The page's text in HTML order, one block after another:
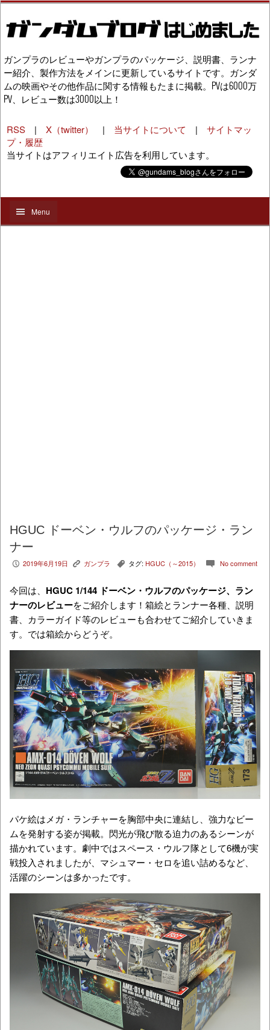
ガンプラのレビューやガンプラのパッケージ、説明書、ランナ
ー紹介、製作方法をメインに更新しているサイトです。ガンダ
ムの映画やその他作品に関する情報もたまに掲載。PVは6000万
PV、レビュー数は3000以上！
RSS | X（twitter） | 当サイトについて | サイトマッ
プ・履歴
当サイトはアフィリエイト広告を利用しています。
Menu
HGUC ドーベン・ウルフのパッケージ・ラン
ナー
P 2019年6月19日 K ガンプラ , タグ: HGUC（～2015） c No comment
今回は、 HGUC 1/144 ドーベン・ウルフのパッケージ、ラン
ナーのレビューをご紹介します！箱絵とランナー各種、説明
書、カラーガイド等のレビューも合わせてご紹介していきま
す。では箱絵からどうぞ。
パケ絵はメガ・ランチャーを胸部中央に連結し、強力なビー
ムを発射する姿が掲載。閃光が飛び散る迫力のあるシーンが
描かれています。劇中ではスペース・ウルフ隊として6機が実
戦投入されましたが、マシュマー・セロを追い詰めるなど、
活躍のシーンは多かったです。